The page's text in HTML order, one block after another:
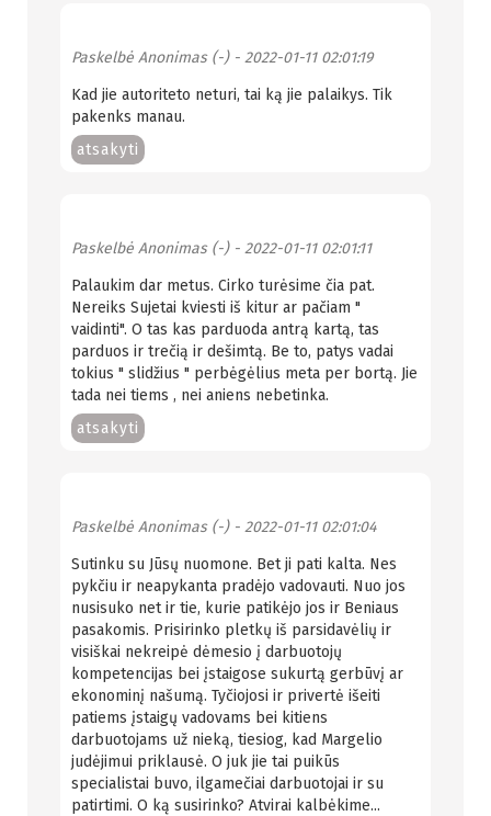
Paskelbė Anonimas (-)- 2022-01-11 02:01:19
Kad jie autoriteto neturi, tai ką jie palaikys. Tik
pakenks manau.
atsakyti
Paskelbė Anonimas (-)- 2022-01-11 02:01:11
Palaukim dar metus. Cirko turėsime čia pat.
Nereiks Sujetai kviesti iš kitur ar pačiam "
vaidinti". O tas kas parduoda antrą kartą, tas
parduos ir trečią ir dešimtą. Be to, patys vadai
tokius " slidžius " perbėgėlius meta per bortą. Jie
tada nei tiems , nei aniens nebetinka.
atsakyti
Paskelbė Anonimas (-)- 2022-01-11 02:01:04
Sutinku su Jūsų nuomone. Bet ji pati kalta. Nes
pykčiu ir neapykanta pradėjo vadovauti. Nuo jos
nusisuko net ir tie, kurie patikėjo jos ir Beniaus
pasakomis. Prisirinko pletkų iš parsidavėlių ir
visiškai nekreipė dėmesio į darbuotojų
kompetencijas bei įstaigose sukurtą gerbūvį ar
ekonominį našumą. Tyčiojosi ir privertė išeiti
patiems įstaigų vadovams bei kitiens
darbuotojams už nieką, tiesiog, kad Margelio
judėjimui priklausė. O juk jie tai puikūs
specialistai buvo, ilgamečiai darbuotojai ir su
patirtimi. O ką susirinko? Atvirai kalbėkime...